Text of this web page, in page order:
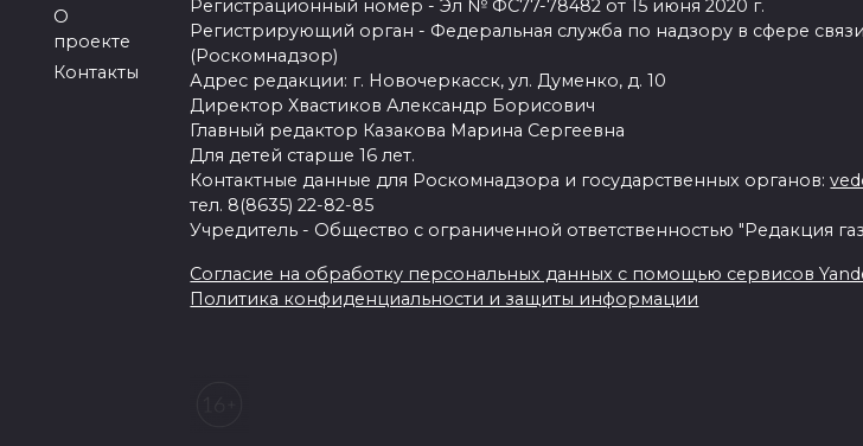
О
проекте
Контакты
Регистрационный номер - Эл № ФС77-78482 от 15 июня 2020 г.
Регистрирующий орган - Федеральная служба по надзору в сфере
(Роскомнадзор)
Адрес редакции: г. Новочеркасск, ул. Думенко, д. 10
Директор Хвастиков Александр Борисович
Главный редактор Казакова Марина Сергеевна
Для детей старше 16 лет.
Контактные данные для Роскомнадзора и государственных органов:
тел. 8(8635) 22-82-85
Учредитель - Общество с ограниченной ответственностью "Редакция
Согласие на обработку персональных данных с помощью сервисов
Политика конфиденциальности и защиты информации